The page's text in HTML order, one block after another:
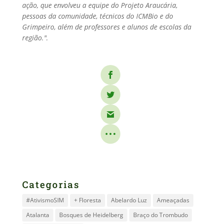
ação, que envolveu a equipe do Projeto Araucária,
pessoas da comunidade, técnicos do ICMBio e do
Grimpeiro, além de professores e alunos de escolas da
região.".
Categorias
#AtivismoSIM + Floresta Abelardo Luz
Ameaçadas
Atalanta
Bosques de Heidelberg Braço do Trombudo